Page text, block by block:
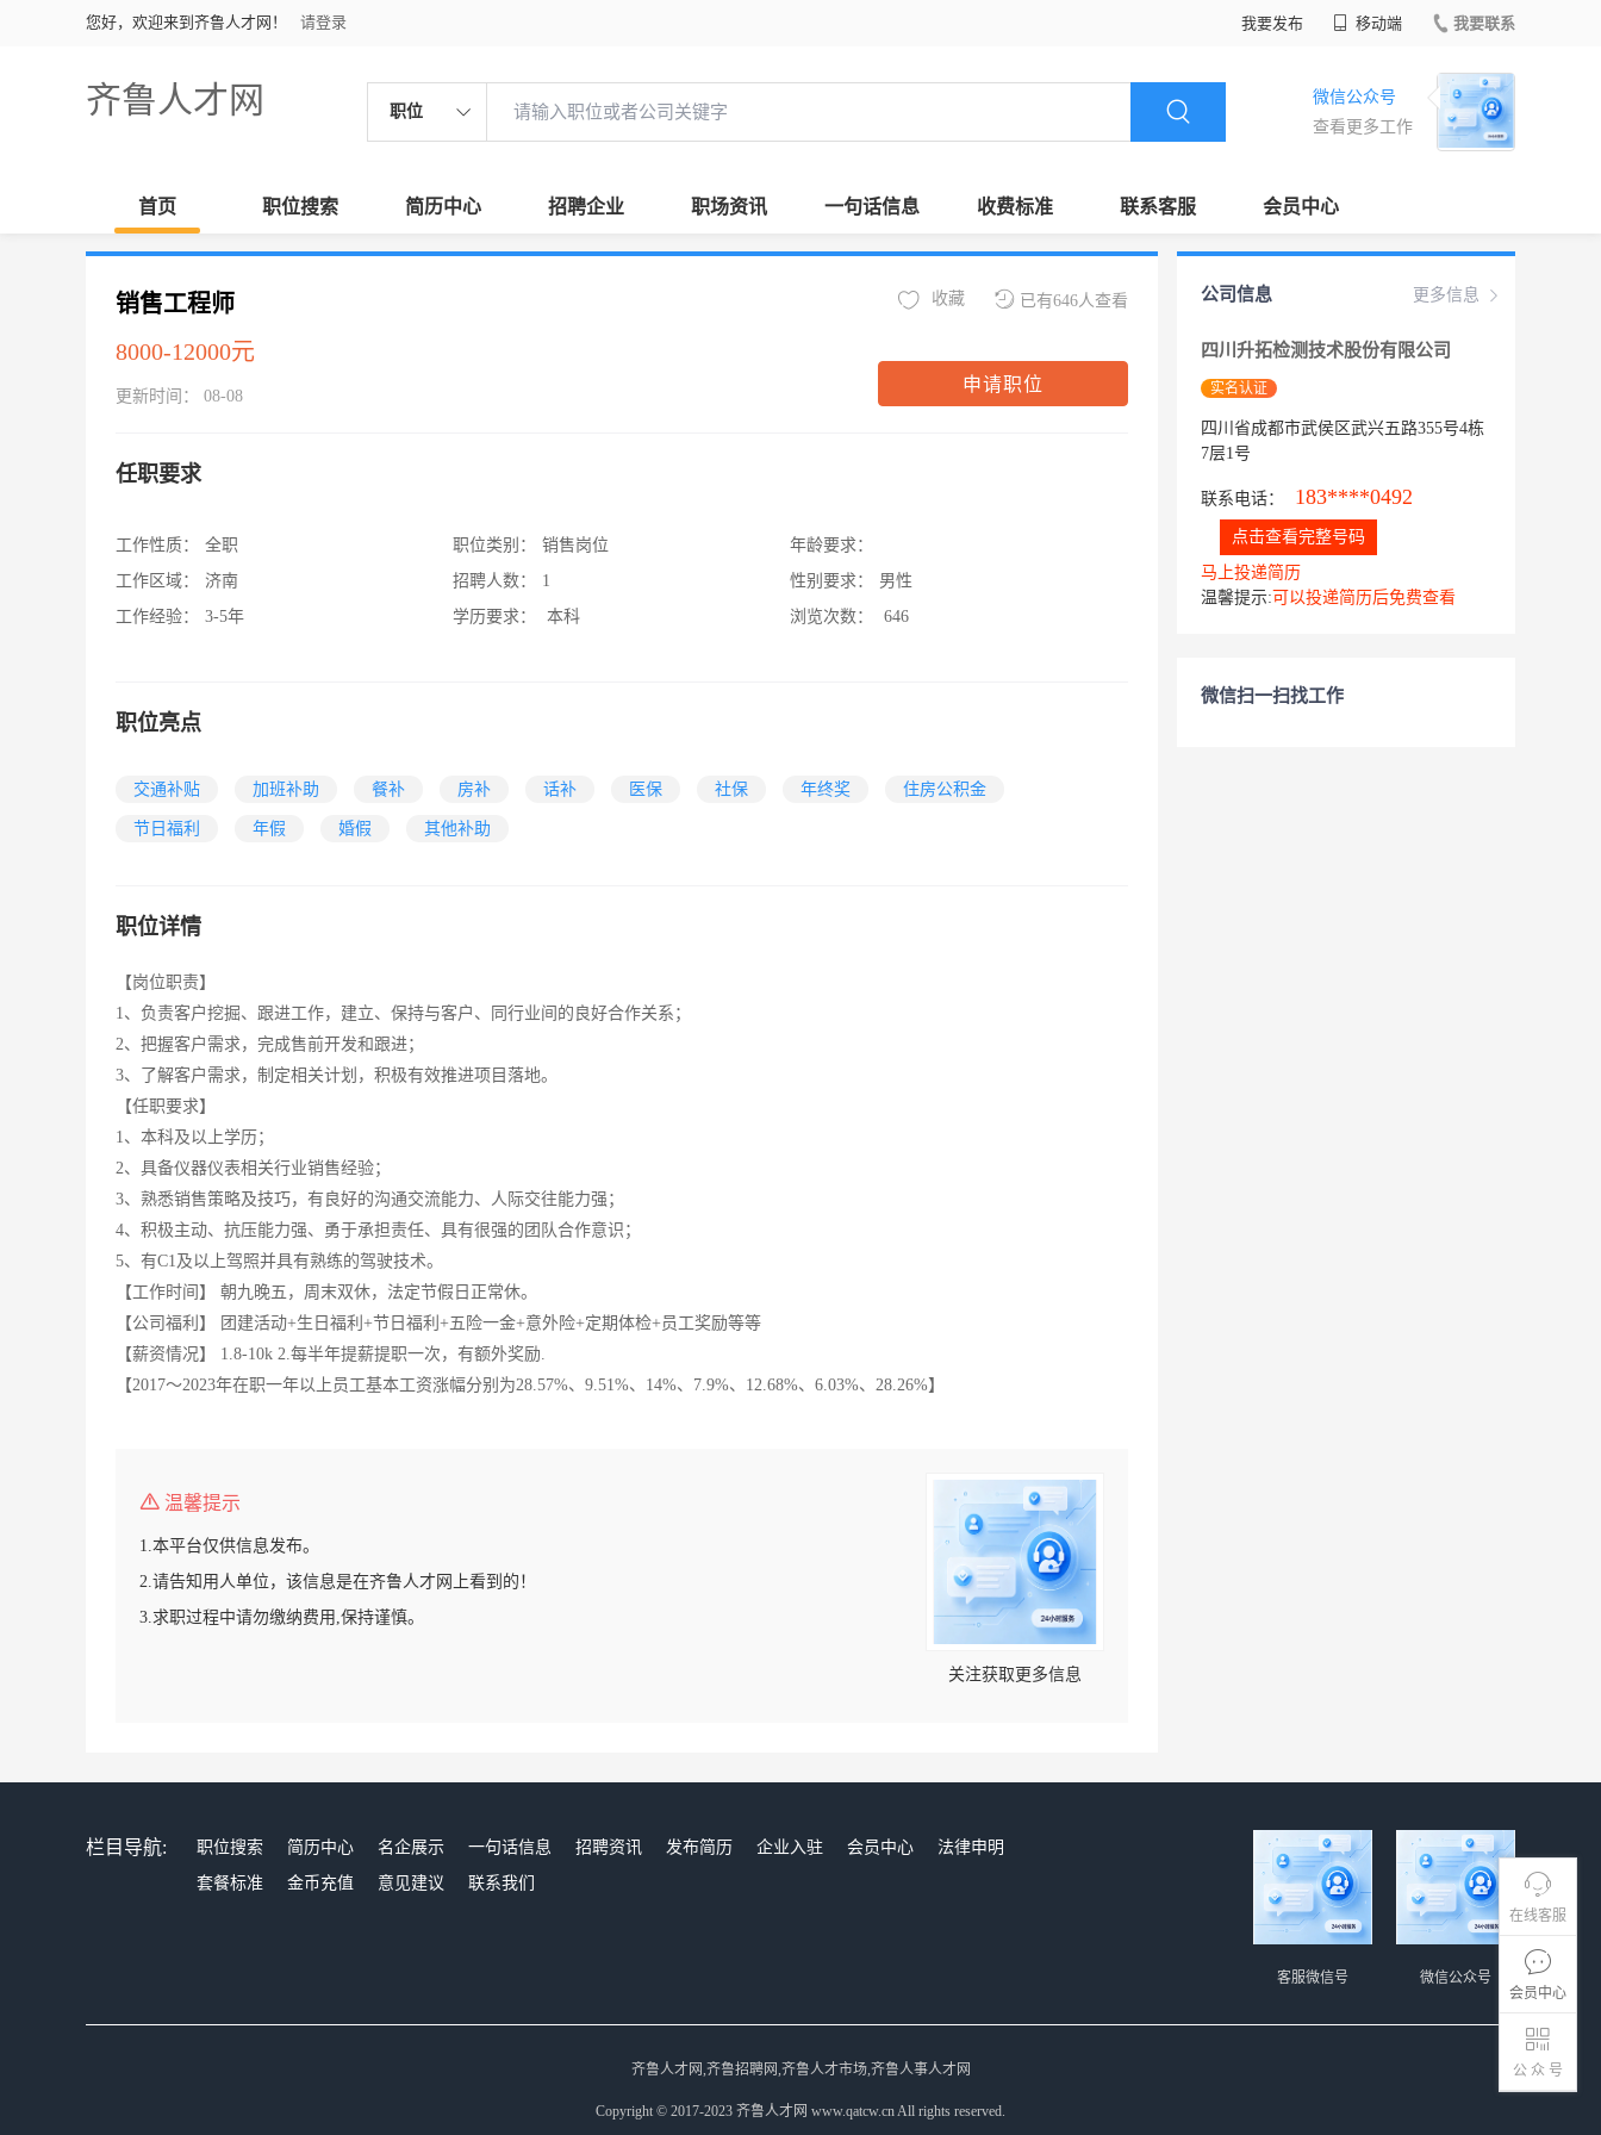
您好，欢迎来到齐鲁人才网！ 请登录 我要发布 移动端 我要联系
齐鲁人才网 职位
微信公众号
查看更多工作
首页 职位搜索 简历中心 招聘企业 职场资讯 一句话信息 收费标准 联系客服 会员中心
在线客服
会员中心
公 众 号
销售工程师
8000-12000元
更新时间： 08-08
已有646人查看
收藏
申请职位
任职要求
工作性质：
全职
工作区域：
济南
工作经验：
3-5年
职位类别：
销售岗位
招聘人数：
1
学历要求：
本科
年龄要求：
性别要求：
男性
浏览次数：
646
职位亮点
交通补贴 加班补助 餐补 房补 话补 医保 社保 年终奖 住房公积金
节日福利 年假 婚假 其他补助
职位详情
【岗位职责】
1、负责客户挖掘、跟进工作，建立、保持与客户、同行业间的良好合作关系；
2、把握客户需求，完成售前开发和跟进；
3、了解客户需求，制定相关计划，积极有效推进项目落地。
【任职要求】
1、本科及以上学历；
2、具备仪器仪表相关行业销售经验；
3、熟悉销售策略及技巧，有良好的沟通交流能力、人际交往能力强；
4、积极主动、抗压能力强、勇于承担责任、具有很强的团队合作意识；
5、有C1及以上驾照并具有熟练的驾驶技术。
【工作时间】 朝九晚五，周末双休，法定节假日正常休。
【公司福利】 团建活动+生日福利+节日福利+五险一金+意外险+定期体检+员工奖励等等
【薪资情况】 1.8-10k 2.每半年提薪提职一次，有额外奖励.
【2017～2023年在职一年以上员工基本工资涨幅分别为28.57%、9.51%、14%、7.9%、12.68%、6.03%、28.26%】
温馨提示
1.本平台仅供信息发布。
2.请告知用人单位，该信息是在齐鲁人才网上看到的！
3.求职过程中请勿缴纳费用,保持谨慎。
关注获取更多信息
更多信息
公司信息
四川升拓检测技术股份有限公司
实名认证
四川省成都市武侯区武兴五路355号4栋
7层1号
联系电话： 183****0492
点击查看完整号码
马上投递简历
温馨提示: 可以投递简历后免费查看
微信扫一扫找工作
栏目导航: 职位搜索 简历中心 名企展示 一句话信息 招聘资讯 发布简历 企业入驻 会员中心
法律申明
套餐标准
金币充值 意见建议 联系我们
微信公众号
客服微信号
齐鲁人才网,齐鲁招聘网,齐鲁人才市场,齐鲁人事人才网
Copyright © 2017-2023 齐鲁人才网 www.qatcw.cn All rights reserved.